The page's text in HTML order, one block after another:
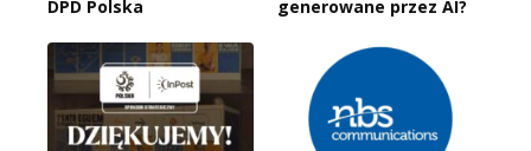
DPD Polska
generowane przez AI?